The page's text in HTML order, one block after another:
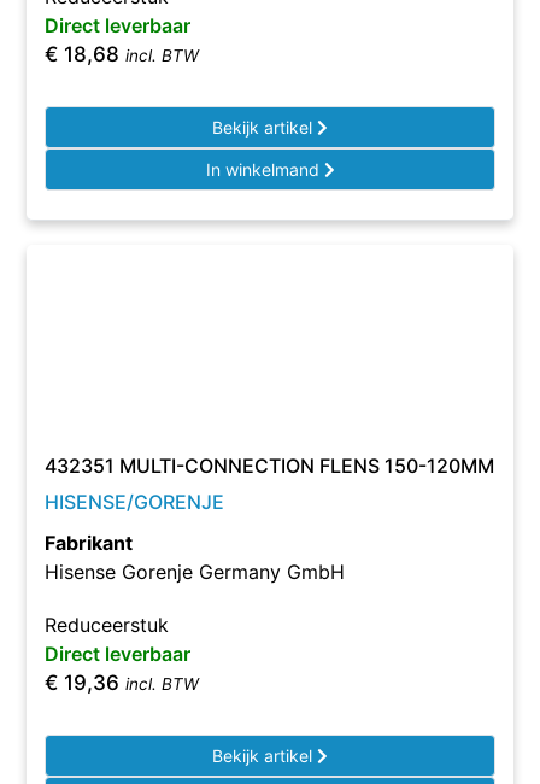
Direct leverbaar
€ 18,68 incl. BTW
Bekijk artikel
In winkelmand
432351 MULTI-CONNECTION FLENS 150-120MM
HISENSE/GORENJE
Fabrikant
Hisense Gorenje Germany GmbH
Reduceerstuk
Direct leverbaar
€ 19,36 incl. BTW
Bekijk artikel